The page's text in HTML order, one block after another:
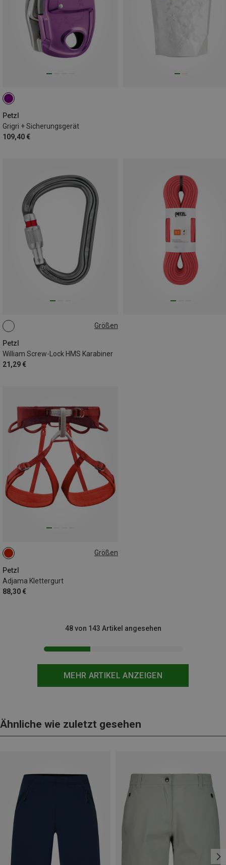
Petzl
Grigri + Sicherungsgerät
109,40 €
Größen
Petzl
William Screw-Lock HMS Karabiner
21,29 €
SCREW-LOCK
Größen
Petzl
Adjama Klettergurt
88,30 €
71-77CM
84-92CM
MEHR ARTIKEL ANZEIGEN
48 von 143 Artikel angesehen
Ähnliche wie zuletzt gesehen